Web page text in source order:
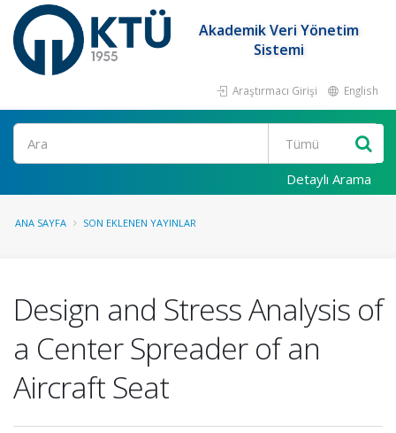
Akademik Veri Yönetim
Sistemi
Araştırmacı Girişi English
Ara
Detaylı Arama
ANA SAYFA SON EKLENEN YAYINLAR
Design and Stress Analysis of
a Center Spreader of an
Aircraft Seat